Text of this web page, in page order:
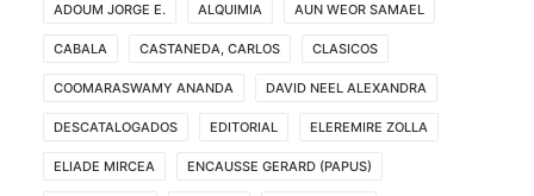
ADOUM JORGE E. ALQUIMIA AUN WEOR SAMAEL
CABALA CASTANEDA, CARLOS CLASICOS
COOMARASWAMY ANANDA DAVID NEEL ALEXANDRA
DESCATALOGADOS EDITORIAL ELEREMIRE ZOLLA
ELIADE MIRCEA ENCAUSSE GERARD (PAPUS)